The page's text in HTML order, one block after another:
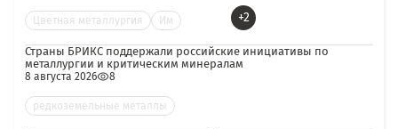
Цветная металлургия Им +2
Страны БРИКС поддержали российские инициативы по
металлургии и критическим минералам
8 августа 2026 8
редкоземельные металлы